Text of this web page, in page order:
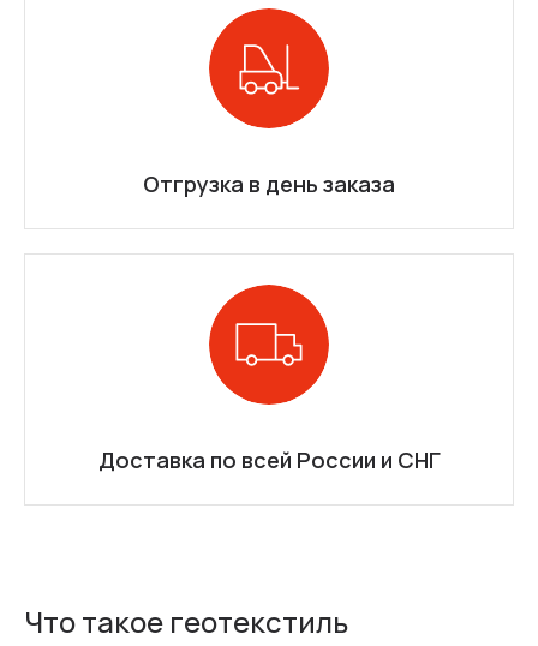
Отгрузка в день заказа
Доставка по всей России и СНГ
Что такое геотекстиль